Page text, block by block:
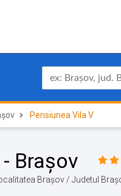
Pensiunea Vila V
Brașov
Brașov / Judetul